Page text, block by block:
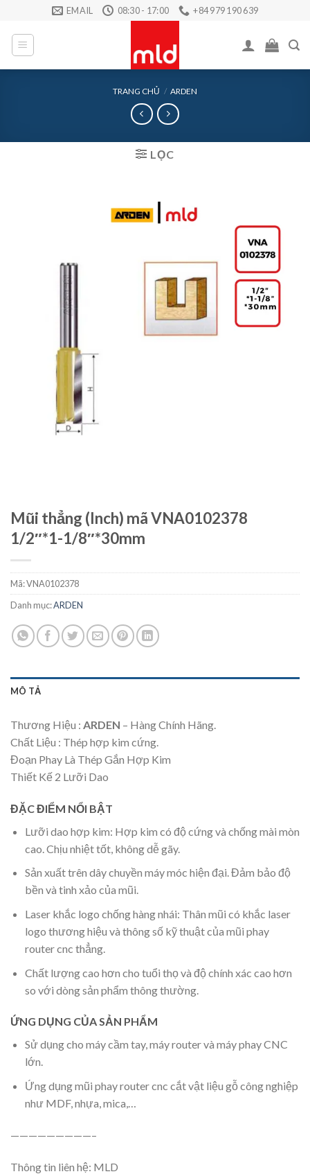
content
EMAIL 08:30 - 17:00 +84 979 190 639
TRANG CHỦ / ARDEN
LỌC
Mũi thẳng (Inch) mã VNA0102378
1/2″*1-1/8″*30mm
Mã:VNA0102378
Danh mục:ARDEN
MÔ TẢ
Thương Hiệu : ARDEN – Hàng Chính Hãng.
Chất Liệu : Thép hợp kim cứng.
Đoạn Phay Là Thép Gắn Hợp Kim
Thiết Kế 2 Lưỡi Dao
ĐẶC ĐIỂM NỔI BẬT
Lưỡi dao hợp kim: Hợp kim có độ cứng và chống mài mòn
cao. Chịu nhiệt tốt, không dễ gãy.
Sản xuất trên dây chuyền máy móc hiện đại. Đảm bảo độ
bền và tinh xảo của mũi.
Laser khắc logo chống hàng nhái: Thân mũi có khắc laser
logo thương hiệu và thông số kỹ thuật của mũi phay
router cnc thẳng.
Chất lượng cao hơn cho tuổi thọ và độ chính xác cao hơn
so với dòng sản phẩm thông thường.
ỨNG DỤNG CỦA SẢN PHẨM
Sử dụng cho máy cầm tay, máy router và máy phay CNC
lớn.
Ứng dụng mũi phay router cnc cắt vật liệu gỗ công nghiệp
như MDF, nhựa, mica,…
—————————–
Thông tin liên hệ: MLD